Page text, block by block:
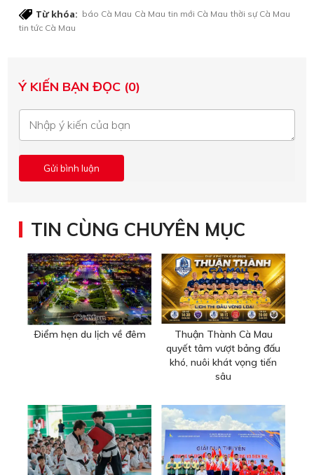
Từ khóa: báo Cà Mau Cà Mau tin mới Cà Mau thời sự Cà Mau
tin tức Cà Mau
Ý KIẾN BẠN ĐỌC (0)
TIN CÙNG CHUYÊN MỤC
Ðiểm hẹn du lịch về đêm
Thuận Thành Cà Mau
quyết tâm vượt bảng đấu
khó, nuôi khát vọng tiến
sâu